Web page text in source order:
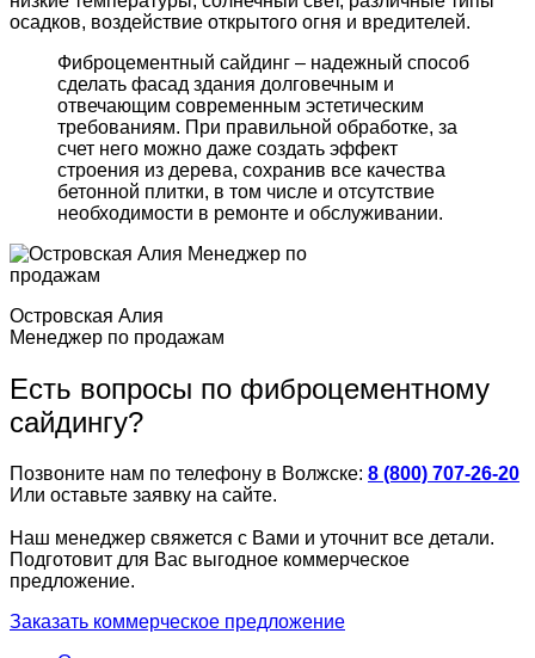
осадков, воздействие открытого огня и вредителей.
Фиброцементный сайдинг – надежный способ
сделать фасад здания долговечным и
отвечающим современным эстетическим
требованиям. При правильной обработке, за
счет него можно даже создать эффект
строения из дерева, сохранив все качества
бетонной плитки, в том числе и отсутствие
необходимости в ремонте и обслуживании.
Островская Алия
Менеджер по продажам
Есть вопросы по фиброцементному
сайдингу?
Позвоните нам по телефону в Волжске: 8 (800) 707-26-20
Или оставьте заявку на сайте.
Наш менеджер свяжется с Вами и уточнит все детали.
Подготовит для Вас выгодное коммерческое
предложение.
Заказать коммерческое предложение